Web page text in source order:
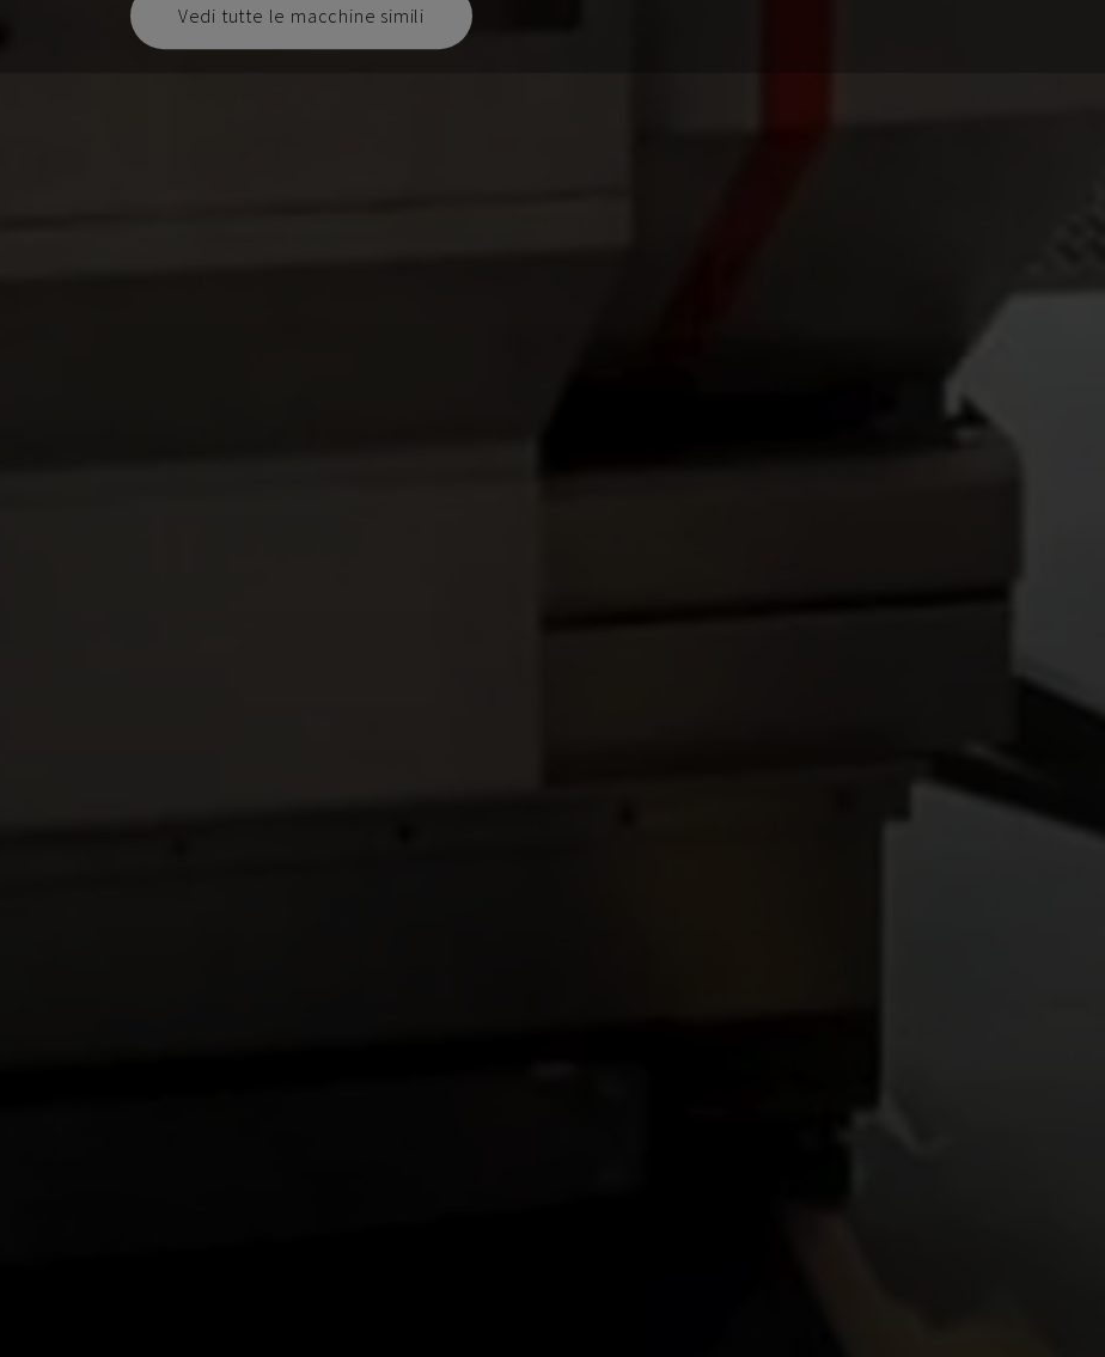
Vedi tutte le macchine simili